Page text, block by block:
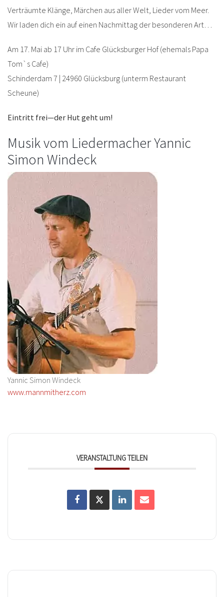
Verträumte Klänge, Märchen aus aller Welt, Lieder vom Meer.
Wir laden dich ein auf einen Nachmittag der besonderen Art…
Am 17. Mai ab 17 Uhr im Cafe Glücksburger Hof (ehemals Papa
Tom`s Cafe)
Schinderdam 7 | 24960 Glücksburg (unterm Restaurant
Scheune)
Eintritt frei—der Hut geht um!
Musik vom Liedermacher Yannic
Simon Windeck
Yannic Simon Windeck
www.mannmitherz.com
VERANSTALTUNG TEILEN